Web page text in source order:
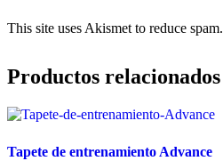
This site uses Akismet to reduce spam.
Productos relacionados
Tapete de entrenamiento Advance